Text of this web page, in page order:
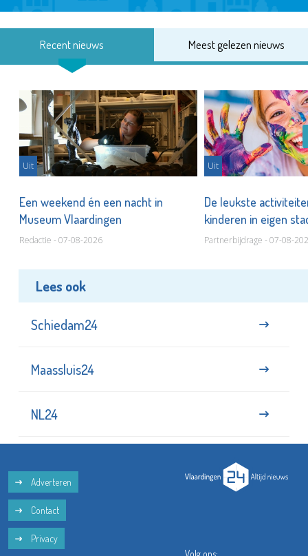
Recent nieuws Meest gelezen nieuws
Uit
Een weekend én een nacht in
Museum Vlaardingen
Redactie - 07-08-2026
Uit
De leukste
kinderen in eigen
Partnerbijdrage - 07-08-
Lees ook
Schiedam24
Maassluis24
NL24
Adverteren
Contact
Privacy
Volg ons: